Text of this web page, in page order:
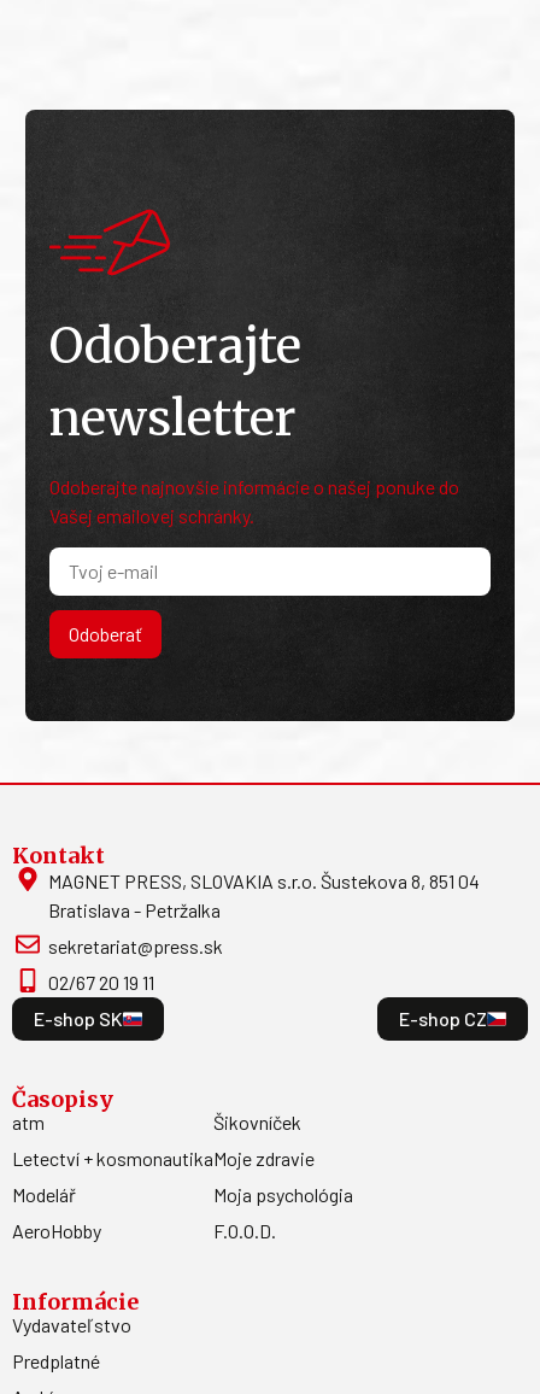
Odoberajte
newsletter
Odoberajte najnovšie informácie o našej ponuke do
Vašej emailovej schránky.
Odoberať
Kontakt
MAGNET PRESS, SLOVAKIA s.r.o. Šustekova 8, 851 04
Bratislava - Petržalka
sekretariat@press.sk
02/67 20 19 11
E-shop SK
E-shop CZ
Časopisy
atm
Letectví + kosmonautika
Modelář
AeroHobby
Šikovníček
Moje zdravie
Moja psychológia
F.O.O.D.
Informácie
Vydavateľstvo
Predplatné